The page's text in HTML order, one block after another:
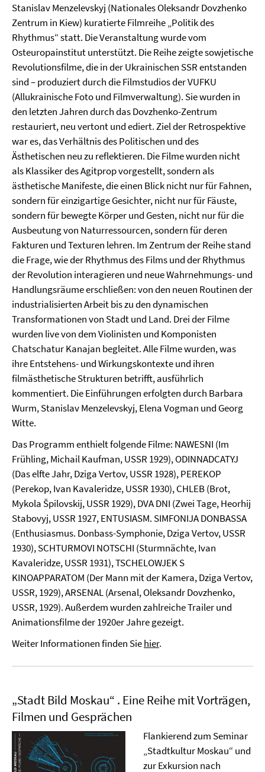
Stanislav Menzelevskyj (Nationales Oleksandr Dovzhenko
Zentrum in Kiew) kuratierte Filmreihe „Politik des
Rhythmus“ statt. Die Veranstaltung wurde vom
Osteuropainstitut unterstützt. Die Reihe zeigte sowjetische
Revolutionsfilme, die in der Ukrainischen SSR entstanden
sind – produziert durch die Filmstudios der VUFKU
(Allukrainische Foto und Filmverwaltung). Sie wurden in
den letzten Jahren durch das Dovzhenko-Zentrum
restauriert, neu vertont und ediert. Ziel der Retrospektive
war es, das Verhältnis des Politischen und des
Ästhetischen neu zu reflektieren. Die Filme wurden nicht
als Klassiker des Agitprop vorgestellt, sondern als
ästhetische Manifeste, die einen Blick nicht nur für Fahnen,
sondern für einzigartige Gesichter, nicht nur für Fäuste,
sondern für bewegte Körper und Gesten, nicht nur für die
Ausbeutung von Naturressourcen, sondern für deren
Fakturen und Texturen lehren. Im Zentrum der Reihe stand
die Frage, wie der Rhythmus des Films und der Rhythmus
der Revolution interagieren und neue Wahrnehmungs- und
Handlungsräume erschließen: von den neuen Routinen der
industrialisierten Arbeit bis zu den dynamischen
Transformationen von Stadt und Land. Drei der Filme
wurden live von dem Violinisten und Komponisten
Chatschatur Kanajan begleitet. Alle Filme wurden, was
ihre Entstehens- und Wirkungskontexte und ihren
filmästhetische Strukturen betrifft, ausführlich
kommentiert. Die Einführungen erfolgten durch Barbara
Wurm, Stanislav Menzelevskyj, Elena Vogman und Georg
Witte.
Das Programm enthielt folgende Filme: NAWESNI (Im
Frühling, Michail Kaufman, USSR 1929), ODINNADCATYJ
(Das elfte Jahr, Dziga Vertov, USSR 1928), PEREKOP
(Perekop, Ivan Kavaleridze, USSR 1930), CHLEB (Brot,
Mykola Špilovskij, USSR 1929), DVA DNI (Zwei Tage, Heorhij
Stabovyj, USSR 1927, ENTUSIASM. SIMFONIJA DONBASSA
(Enthusiasmus. Donbass-Symphonie, Dziga Vertov, USSR
1930), SCHTURMOVI NOTSCHI (Sturmnächte, Ivan
Kavaleridze, USSR 1931), TSCHELOWJEK S
KINOAPPARATOM (Der Mann mit der Kamera, Dziga Vertov,
USSR, 1929), ARSENAL (Arsenal, Oleksandr Dovzhenko,
USSR, 1929). Außerdem wurden zahlreiche Trailer und
Animationsfilme der 1920er Jahre gezeigt.
Weiter Informationen finden Siehier.
„Stadt Bild Moskau“ . Eine Reihe mit Vorträgen,
Filmen und Gesprächen
Flankierend zum Seminar
„Stadtkultur Moskau“ und
zur Exkursion nach